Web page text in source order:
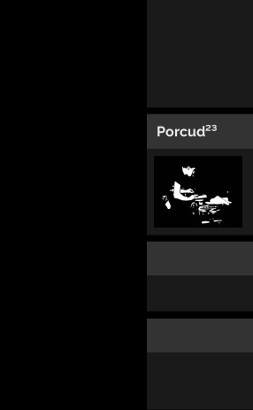
Porcud²³